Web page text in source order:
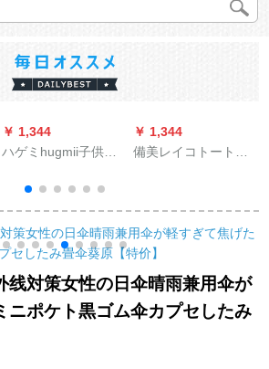
￥ 1,344
ハゲミhugmii子供の
した。漫画は小学生
の傘の柄が青い怖い
です。
￥ 1,344
備美レイコトート电
つばさを透過してい
るレインコーストト
ークシー-雪花白XL
线対策女性の日伞晴雨兼用伞が
ニポケト黒ゴム伞カプセしたみ